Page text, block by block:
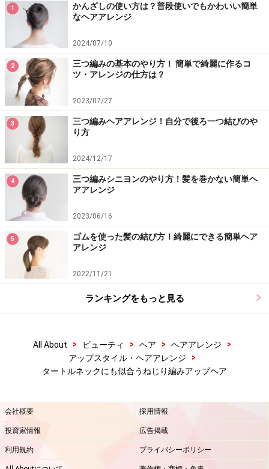
1
かんざしの使い方は？普段使いでもかわいい簡単
なヘアアレンジ
2024/07/10
2
三つ編みの基本のやり方！ 簡単で綺麗に作るコ
ツ・アレンジの仕方は？
2023/07/27
3
三つ編みヘアアレンジ！自分で後ろ一つ結びのや
り方
2024/12/17
4
三つ編みシニヨンのやり方！髪を巻かない簡単ヘ
アアレンジ
2023/06/16
5
ゴムを使った髪の結び方！綺麗にできる簡単ヘア
アレンジ
2022/11/21
ランキングをもっと見る
All About > ビューティ > ヘア > ヘアアレンジ
>
アップスタイル・ヘアアレンジ
>
タートルネックにも似合うねじり編みアップヘア
会社概要 採用情報
投資家情報 広告掲載
利用規約 プライバシーポリシー